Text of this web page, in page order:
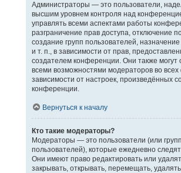
Администраторы — это пользователи,
высшим уровнем контроля над
управлять всеми аспектами работы
разграничение прав доступа, отключение
создание групп пользователей,
и т. п., в зависимости от прав,
создателем конференции. Они также могут
всеми возможностями модераторов во
зависимости от настроек, произведённых
конференции.
Вернуться к началу
Кто такие модераторы?
Модераторы — это пользователи (или
пользователей), которые ежедневно
Они имеют право редактировать или
закрывать, открывать, перемещать,